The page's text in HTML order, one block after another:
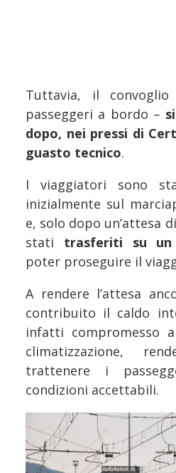
Tuttavia, il
passeggeri a bordo –
dopo, nei pressi di
guasto tecnico.
I viaggiatori sono
inizialmente sul
e, solo dopo un’attesa
stati trasferiti su un
poter proseguire il
A rendere l’attesa
contribuito il caldo
infatti compromesso
climatizzazione,
trattenere i
condizioni accettabili.